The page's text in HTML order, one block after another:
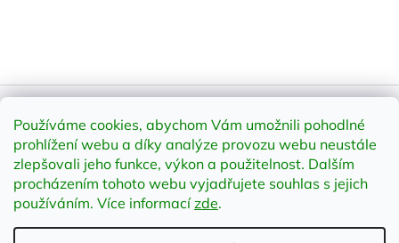
Používáme cookies, abychom Vám umožnili pohodlné
prohlížení webu a díky analýze provozu webu neustále
zlepšovali jeho funkce, výkon a použitelnost. Dalším
procházením tohoto webu vyjadřujete souhlas s jejich
používáním. Více informacízde.
Vytvořil Shoptet
Copyright 2026element-shop.cz. Všechna práva vyhrazena.
Upravit nastavení cookies